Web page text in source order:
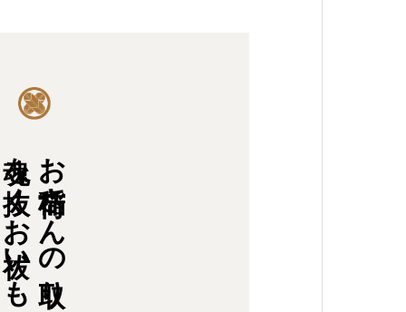
お稲荷さんの取り壊し、移動
魂を抜くお祓いも承ります